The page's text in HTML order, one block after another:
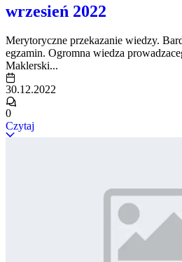
wrzesień 2022
Merytoryczne przekazanie wiedzy.
egzamin. Ogromna wiedza
Maklerski...
30.12.2022
0
Czytaj